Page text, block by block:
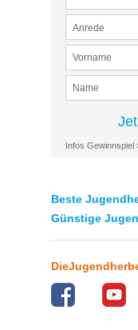
Infos Gewinnspiel
Beste
Günstige